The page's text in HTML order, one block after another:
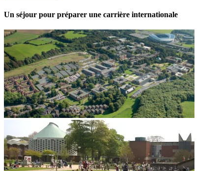
Un séjour pour préparer une carrière internationale